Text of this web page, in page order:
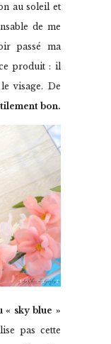
au soleil et
de me
passé ma
produit : il
visage. De
bon.
« sky blue »
pas cette